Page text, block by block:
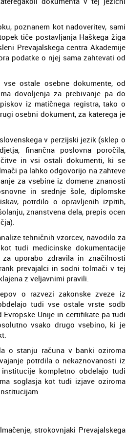
poznanem kot nadoveritev, sami
tiče postavljanja Haškega žiga
Prevajalskega centra Akademije
podatke o njej sama zahtevati od
ostale osebne dokumente, od
dovoljenja za prebivanje pa do
iz matičnega registra, tako o
osebni dokument, za katerega je
v perzijski jezik (sklep o
finančna poslovna poročila,
in vsi ostali dokumenti, ki se
pa lahko odgovorijo na zahteve
za vsebine iz domene znanosti
in srednje šole, diplomske
potrdilo o opravljenih izpitih,
znanstvena dela, prepis ocen
tehničnih vzorcev, navodilo za
tudi medicinske dokumentacije
uporabo zdravila in značilnosti
prevajalci in sodni tolmači v tej
z veljavnimi pravili.
o razvezi zakonske zveze iz
tudi vse ostale vrste sodb
Unije in certifikate pa tudi
vsako drugo vsebino, ki je
o stanju računa v banki oziroma
potrdila o nekaznovanosti iz
kompletno obdelajo tudi
soglasja kot tudi izjave oziroma
strokovnjaki Prevajalskega